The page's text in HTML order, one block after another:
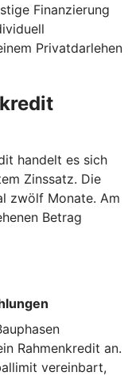
Finanzierung
Privatdarlehen
handelt es sich
Zinssatz. Die
zwölf Monate. Am
Betrag
Rahmenkredit an.
vereinbart,